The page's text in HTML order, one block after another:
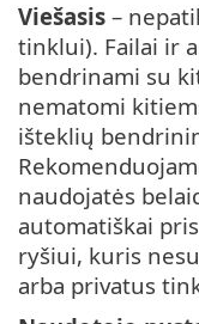
Viešasis –
tinklui). Failai ir
bendrinami su
nematomi
išteklių
naudojatės
automatiškai
ryšiui, kuris
arba privatus